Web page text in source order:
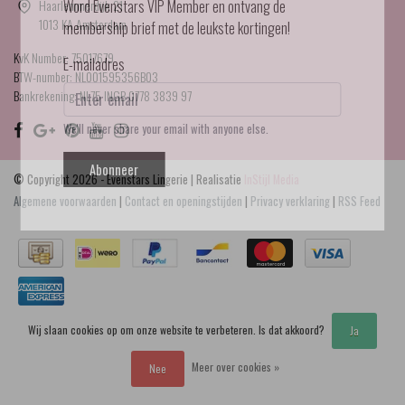
Haarlemmerdijk 21
1013 KA Amsterdam
KvK Number: 75017679
BTW-number: NL001595356B03
Bankrekening: NL75 INGB 0778 3839 97
© Copyright 2026 - Evenstars Lingerie | Realisatie
Algemene voorwaarden | Contact en openingstijden | Privacy verklaring | RSS Feed
Word Evenstars VIP Member en ontvang de
membership brief met de leukste kortingen!
E-mailadres
We'll never share your email with anyone else.
Abonneer
Wij slaan cookies op om onze website te verbeteren. Is dat akkoord? Ja
Nee Meer over cookies »